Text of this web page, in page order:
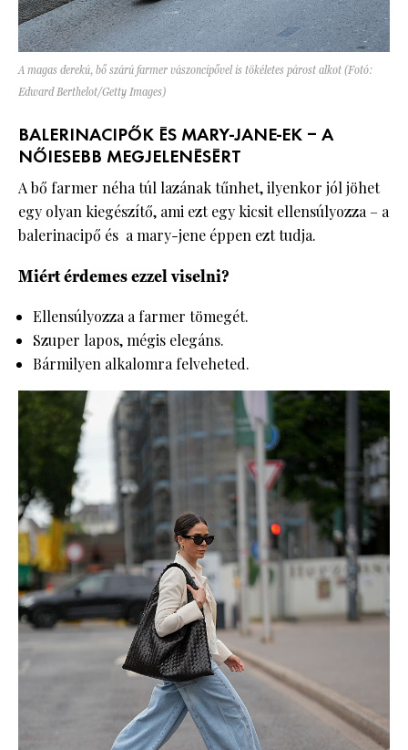
A magas derekú, bő szárú farmer vászoncipővel is tökéletes párost alkot (Fotó:
Edward Berthelot/Getty Images)
BALERINACIPŐK ÉS MARY-JANE-EK – A
NŐIESEBB MEGJELENÉSÉRT
A bő farmer néha túl lazának tűnhet, ilyenkor jól jöhet
egy olyan kiegészítő, ami ezt egy kicsit ellensúlyozza – a
balerinacipő és a mary-jene éppen ezt tudja.
Miért érdemes ezzel viselni?
Ellensúlyozza a farmer tömegét.
Szuper lapos, mégis elegáns.
Bármilyen alkalomra felveheted.